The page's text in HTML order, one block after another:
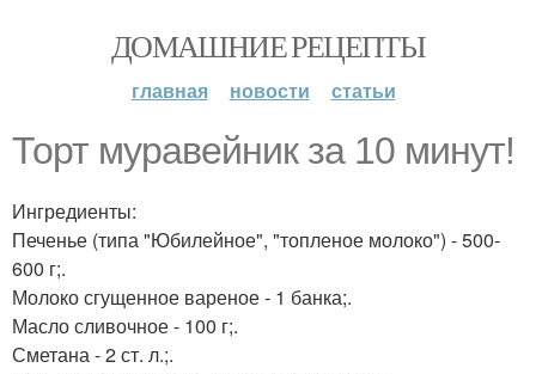
ДОМАШНИЕ РЕЦЕПТЫ
главная новости статьи
Торт муравейник за 10 минут!
Ингредиенты:
Печенье (типа "Юбилейное", "топленое молоко") - 500-
600 г;.
Молоко сгущенное вареное - 1 банка;.
Масло сливочное - 100 г;.
Сметана - 2 ст. л.;.